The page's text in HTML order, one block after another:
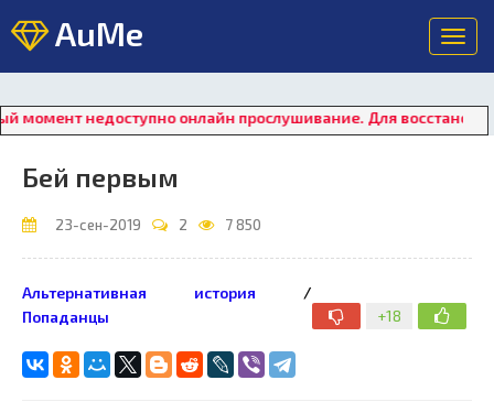
AuMe
онлайн прослушивание. Для восстановления
Бей первым
23-сен-2019 2 7 850
+18
Альтернативная история /
Попаданцы